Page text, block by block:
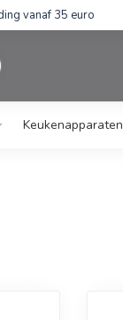
vanaf 35 euro
Keukenapparaten